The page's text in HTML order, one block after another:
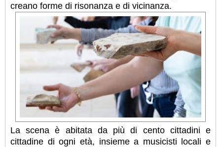
creano forme di risonanza e di vicinanza.
La scena è abitata da più di cento cittadini e
cittadine di ogni età, insieme a musicisti locali e